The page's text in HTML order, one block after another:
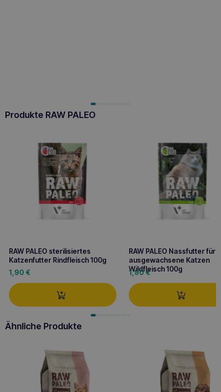
Produkte RAW PALEO
RAW PALEO sterilisiertes
Katzenfutter Rindfleisch 100g
1,90 €
RAW PALEO Nassfutter für
ausgewachsene Katzen
Wildfleisch 100g
1,90€
Ähnliche Produkte